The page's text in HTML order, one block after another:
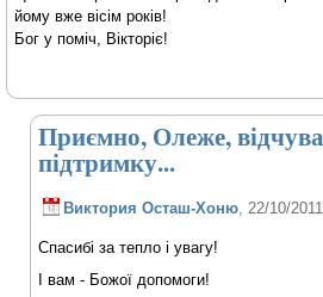
йому вже вісім років!
Бог у поміч, Вікторіє!
Приємно, Олеже,
підтримку...
Виктория Осташ-Хоню, 22/10/
Спасибі за тепло і увагу!
І вам - Божої допомоги!